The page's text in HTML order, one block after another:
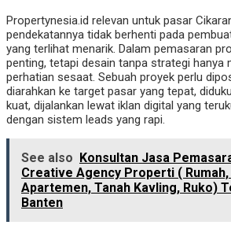
Propertynesia.id relevan untuk pasar
pendekatannya tidak berhenti pada
yang terlihat menarik. Dalam pemasaran
penting, tetapi desain tanpa strategi hanya
perhatian sesaat. Sebuah proyek perlu
diarahkan ke target pasar yang tepat,
kuat, dijalankan lewat iklan digital yang
dengan sistem leads yang rapi.
See also Konsultan Jasa
Creative Agency Properti ( Rumah,
Apartemen, Tanah Kavling, Ruko)
Banten